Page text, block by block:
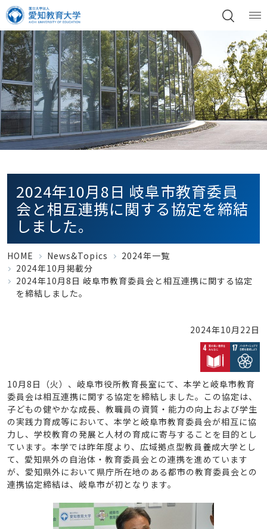
2024年10月8日 岐阜市教育委員
会と相互連携に関する協定を締結
しました。
HOME News&Topics
2024年一覧
2024年10月掲載分
2024年10月8日 岐阜市教育委員会と相互連携に関する協定
を締結しました。
2024年10月22日
10月8日（火）、岐阜市役所教育長室にて、本学と岐阜市教育
委員会は相互連携に関する協定を締結しました。この協定は、
子どもの健やかな成長、教職員の資質・能力の向上および学生
の実践力育成等において、本学と岐阜市教育委員会が相互に協
力し、学校教育の発展と人材の育成に寄与することを目的とし
ています。本学では昨年度より、広域拠点型教員養成大学とし
て、愛知県外の自治体・教育委員会との連携を進めています
が、愛知県外において県庁所在地のある都市の教育委員会との
連携協定締結は、岐阜市が初となります。